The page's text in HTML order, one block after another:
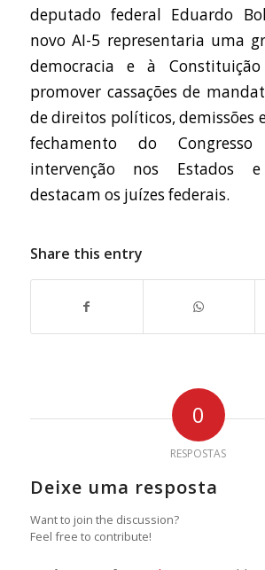
deputado federal Eduardo
novo AI-5 representaria uma
democracia e à
promover cassações de
de direitos políticos, demissões
fechamento do
intervenção nos Estados e
destacam os juízes federais.
Share this entry
0
RESPOSTAS
Deixe uma resposta
Want to join the discussion?
Feel free to contribute!